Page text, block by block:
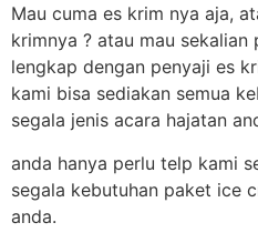
Mau cuma es krim nya aja,
krimnya ? atau mau
lengkap dengan penyaji es
kami bisa sediakan semua
segala jenis acara hajatan
anda hanya perlu telp kami
segala kebutuhan paket ice
anda.